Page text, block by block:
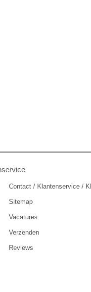
Contact / Klantenservice /
Sitemap
Vacatures
Verzenden
Reviews